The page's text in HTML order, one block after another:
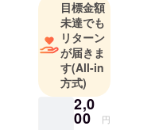
お願いいた
します。
目標金額
未達でも
リターン
が届きま
す(All-in
方式)
2,0
00 円